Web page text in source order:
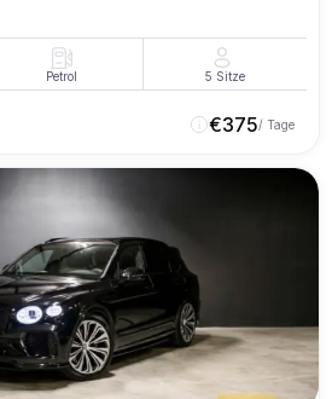
Petrol 5 Sitze
€375/ Tage